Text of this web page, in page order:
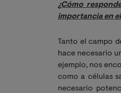
¿Cómo
importancia en
Tanto el campo
hace necesario
ejemplo, nos
como a células
necesario